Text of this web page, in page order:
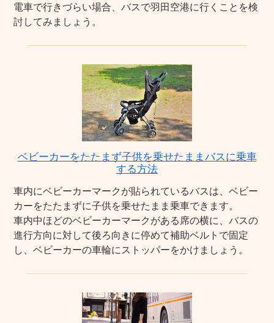
電車で行きづらい場合、バスで羽田空港に行くことを検
討してみましょう。
ベビーカーをたたまず子供を乗せたままバスに乗車
する方法
車内にベビーカーマークが貼られているバスは、ベビー
カーをたたまずに子供を乗せたまま乗車できます。
車内中ほどのベビーカーマークがある席の横に、バスの
進行方向に対して後ろ向きに停めて補助ベルトで固定
し、ベビーカーの車輪にストッパーをかけましょう。